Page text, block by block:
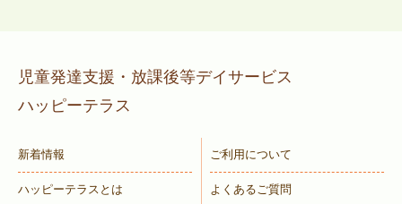
児童発達支援・放課後等デイサービス
ハッピーテラス
新着情報
ハッピーテラスとは
ご利用について
よくあるご質問